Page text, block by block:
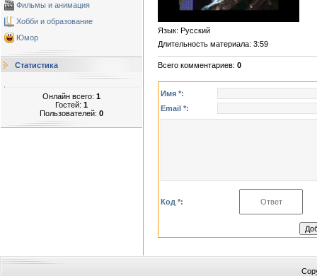
Фильмы и анимация
Хобби и образование
Юмор
Статистика
Онлайн всего: 1
Гостей: 1
Пользователей: 0
Язык: Русский
Длительность материала: 3:59
Всего комментариев: 0
Имя *:
Email *:
Код *: